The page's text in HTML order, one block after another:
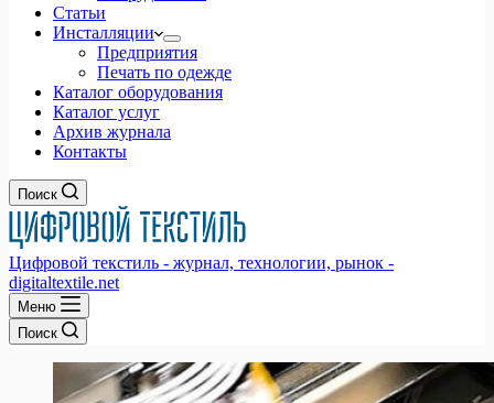
Статьи
Инсталляции
Предприятия
Печать по одежде
Каталог оборудования
Каталог услуг
Архив журнала
Контакты
Поиск
Цифровой текстиль - журнал, технологии, рынок -
digitaltextile.net
Меню
Поиск